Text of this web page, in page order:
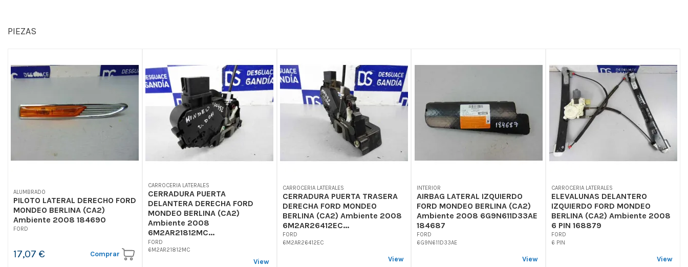
PIEZAS
ALUMBRADO
PILOTO LATERAL DERECHO FORD
MONDEO BERLINA (CA2)
Ambiente 2008 184690
FORD
17,07 € Comprar
CARROCERIA LATERALES
CERRADURA PUERTA
DELANTERA DERECHA FORD
MONDEO BERLINA (CA2)
Ambiente 2008
6M2AR21812MC...
FORD
6M2AR21812MC
View
CARROCERIA LATERALES
CERRADURA PUERTA TRASERA
DERECHA FORD MONDEO
BERLINA (CA2) Ambiente 2008
6M2AR26412EC...
FORD
6M2AR26412EC
View
INTERIOR
AIRBAG LATERAL IZQUIERDO
FORD MONDEO BERLINA (CA2)
Ambiente 2008 6G9N611D33AE
184687
FORD
6G9N611D33AE
View
CARROCERIA LATERALES
ELEVALUNAS DELANTERO
IZQUIERDO FORD MONDEO
BERLINA (CA2) Ambiente 2008
6 PIN 168879
FORD
6 PIN
View